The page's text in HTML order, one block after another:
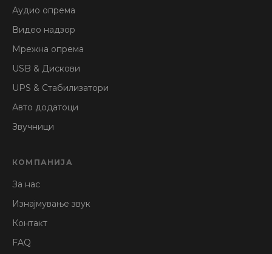
Аудио опрема
Видео надзор
Мрежна опрема
USB & Дискови
UPS & Стабилизатори
Авто додатоци
Звучници
КОМПАНИЈА
За нас
Изнајмување звук
Контакт
FAQ